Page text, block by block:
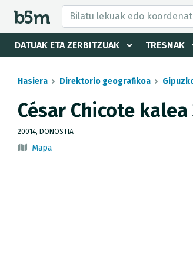
DATUAK ETA ZERBITZUAK TRESNAK
eta direktorioa izkutatu
Hasiera Direktorio geografikoa
César Chicote kalea
20014, DONOSTIA
Mapa